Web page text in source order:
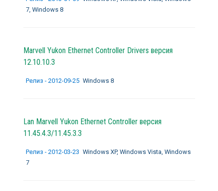
7, Windows 8
Marvell Yukon Ethernet Controller Drivers версия
12.10.10.3
Релиз - 2012-09-25 Windows 8
Lan Marvell Yukon Ethernet Controller версия
11.45.4.3/11.45.3.3
Релиз - 2012-03-23 Windows XP, Windows Vista, Windows
7